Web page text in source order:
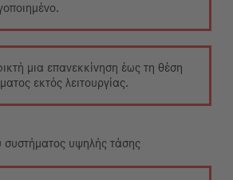
μια επανεκκίνηση έως τη θέση
εκτός λειτουργίας.
συστήματος υψηλής τάσης